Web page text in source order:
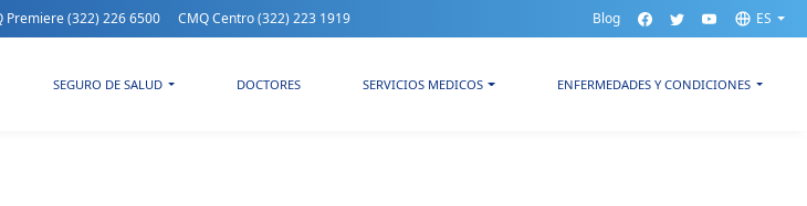
Premiere(322) 226 6500 CMQ Centro(322) 223 1919 Blog ES
SEGURO DE SALUD DOCTORES SERVICIOS MEDICOS ENFERMEDADES Y CONDICIONES